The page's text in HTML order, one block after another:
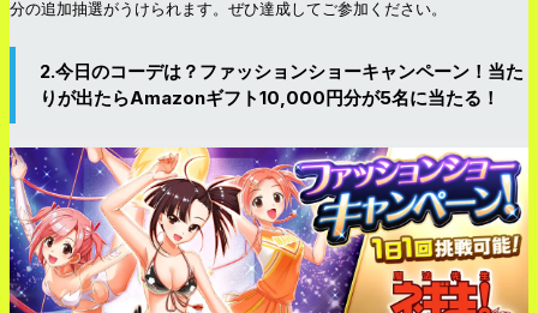
分の追加抽選がうけられます。ぜひ達成してご参加ください。
2.今日のコーデは？ファッションショーキャンペーン！当た
りが出たらAmazonギフト10,000円分が5名に当たる！